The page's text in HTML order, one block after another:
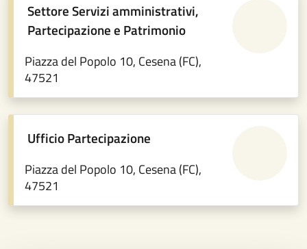
Settore Servizi amministrativi,
Partecipazione e Patrimonio
Piazza del Popolo 10, Cesena (FC),
47521
Ufficio Partecipazione
Piazza del Popolo 10, Cesena (FC),
47521